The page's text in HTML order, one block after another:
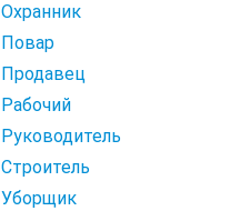
Охранник
Повар
Продавец
Рабочий
Руководитель
Строитель
Уборщик